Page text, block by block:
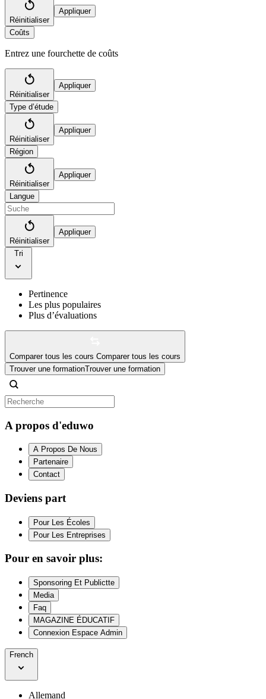
Réinitialiser
Appliquer
Coûts
Entrez une fourchette de coûts
Réinitialiser
Appliquer
Type d’étude
Réinitialiser
Appliquer
Région
Réinitialiser
Appliquer
Langue
Réinitialiser
Appliquer
Tri
Pertinence
Les plus populaires
Plus d’évaluations
Comparer tous les cours Comparer tous les cours
Trouver une formationTrouver une formation
A propos d'eduwo
A Propos De Nous
Partenaire
Contact
Deviens part
Pour Les Écoles
Pour Les Entreprises
Pour en savoir plus:
Sponsoring Et Publictte
Media
Faq
MAGAZINE ÉDUCATIF
Connexion Espace Admin
French
Allemand